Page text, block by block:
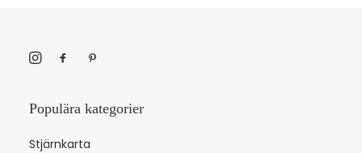
Populära kategorier
Stjärnkarta